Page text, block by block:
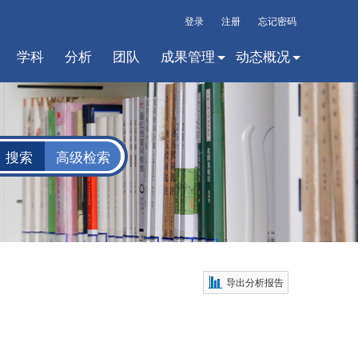
登录 注册 忘记密码
学科 分析 团队 成果管理 动态概况
高级检索
导出分析报告